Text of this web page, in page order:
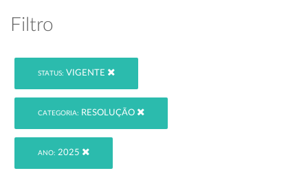
Filtro
STATUS: VIGENTE
CATEGORIA: RESOLUÇÃO
ANO: 2025